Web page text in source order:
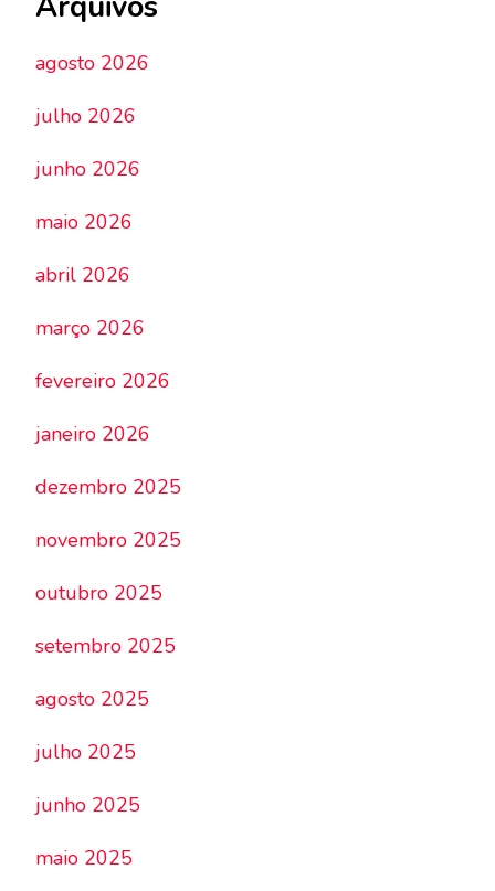
agosto 2026
julho 2026
junho 2026
maio 2026
abril 2026
março 2026
fevereiro 2026
janeiro 2026
dezembro 2025
novembro 2025
outubro 2025
setembro 2025
agosto 2025
julho 2025
junho 2025
maio 2025